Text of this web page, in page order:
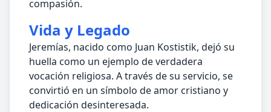
compasión.
Vida y Legado
Jeremías, nacido como Juan Kostistik, dejó su
huella como un ejemplo de verdadera
vocación religiosa. A través de su servicio, se
convirtió en un símbolo de amor cristiano y
dedicación desinteresada.